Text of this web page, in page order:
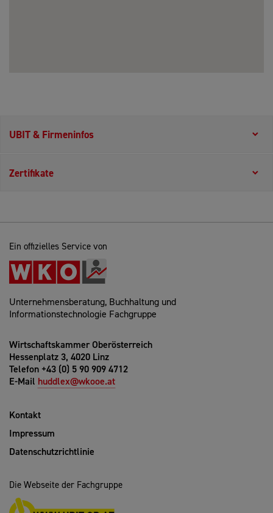
UBIT & Firmeninfos
Zertifikate
Ein offizielles Service von
Unternehmensberatung, Buchhaltung und
Informationstechnologie Fachgruppe
Wirtschaftskammer Oberösterreich
Hessenplatz 3, 4020 Linz
Telefon +43 (0) 5 90 909 4712
E-Mail huddlex@wkooe.at
Kontakt
Impressum
Datenschutzrichtlinie
Die Webseite der Fachgruppe